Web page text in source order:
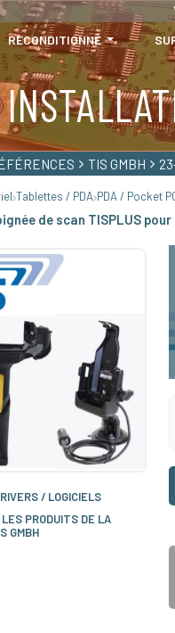
RECONDITIONNÉ
TIS GMBH
Tablettes / PDA PDA / Pocket
de scan TISPLUS
/ LOGICIELS
PRODUITS DE LA
GMBH